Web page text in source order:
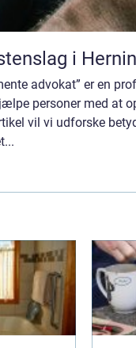
i
advokat” er en
personer med at
vil vi udforske